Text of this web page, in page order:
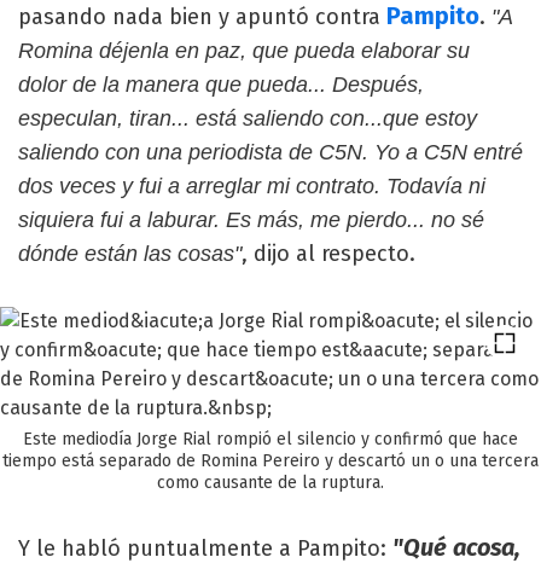
pasando nada bien y apuntó contra Pampito. "A
Romina déjenla en paz, que pueda elaborar su
dolor de la manera que pueda... Después,
especulan, tiran... está saliendo con...que estoy
saliendo con una periodista de C5N. Yo a C5N entré
dos veces y fui a arreglar mi contrato. Todavía ni
siquiera fui a laburar. Es más, me pierdo... no sé
dónde están las cosas", dijo al respecto.
Este mediodía Jorge Rial rompió el silencio y confirmó que hace
tiempo está separado de Romina Pereiro y descartó un o una tercera
como causante de la ruptura.
Y le habló puntualmente a Pampito: "Qué acosa,